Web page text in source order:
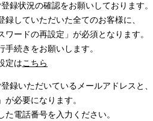
登録状況の確認をお願いしております。
録していただいた全てのお客様に、
ワードの再設定」が必須となります。
手続きをお願いします。
定はこちら
録いただいているメールアドレスと、
が必要になります。
電話番号を入力ください。